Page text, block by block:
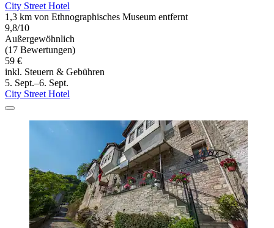
City Street Hotel
1,3 km von Ethnographisches Museum entfernt
9,8/10
Außergewöhnlich
(17 Bewertungen)
59 €
inkl. Steuern & Gebühren
5. Sept.–6. Sept.
City Street Hotel